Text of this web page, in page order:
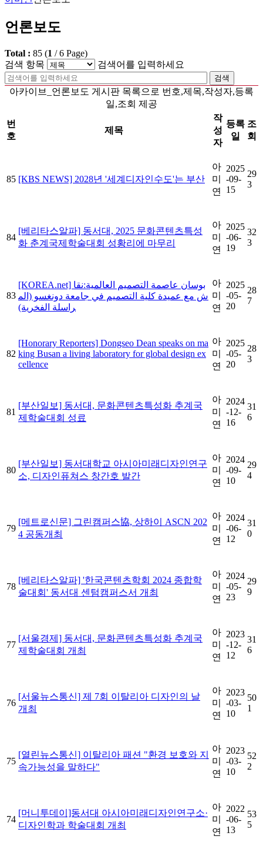
언론보도
Total : 85 (1 /6 Page)
검색 항목
검색어를 입력하세요
검색
아카이브_언론보도 게시판 목록으로 번호,제목,작성자,등록
일,조회 제공
번
호
제목
작
성
자
등록
일
조
회
85 [KBS NEWS] 2028년 '세계디자인수도'는 부산
아
미
연
2025
-09-
15
29
3
84
[베리타스알파] 동서대, 2025 문화콘텐츠특성
화 춘계국제학술대회 성황리에 마무리
아
미
연
2025
-06-
19
32
3
83
[KOREA.net] بوسان عاصمة التصميم العالمية:نقا
ش مع عميدة كلية التصميم في جامعة دونغسو (الم
راسلة الفخرية)
아
미
연
2025
-05-
20
28
7
82
[Honorary Reporters] Dongseo Dean speaks on ma
king Busan a living laboratory for global design ex
cellence
아
미
연
2025
-05-
20
28
3
81
[부산일보] 동서대, 문화콘텐츠특성화 추계국
제학술대회 성료
아
미
연
2024
-12-
16
31
6
80
[부산일보] 동서대학교 아시아미래디자인연구
소, 디자인퓨쳐스 창간호 발간
아
미
연
2024
-09-
10
29
4
79
[메트로신문] 그린캠퍼스協, 상하이 ASCN 202
4 공동개최
아
미
연
2024
-06-
12
31
0
78
[베리타스알파] '한국콘텐츠학회 2024 종합학
술대회' 동서대 센텀캠퍼스서 개최
아
미
연
2024
-05-
23
29
9
77
[서울경제] 동서대, 문화콘텐츠특성화 추계국
제학술대회 개최
아
미
연
2023
-12-
12
31
6
76
[서울뉴스통신] 제 7회 이탈리아 디자인의 날
개최
아
미
연
2023
-03-
10
50
1
75
[열린뉴스통신] 이탈리아 패션 "환경 보호와 지
속가능성을 말하다"
아
미
연
2023
-03-
10
52
2
74
[머니투데이]동서대 아시아미래디자인연구소·
디자인학과 학술대회 개최
아
미
연
2022
-06-
13
53
5